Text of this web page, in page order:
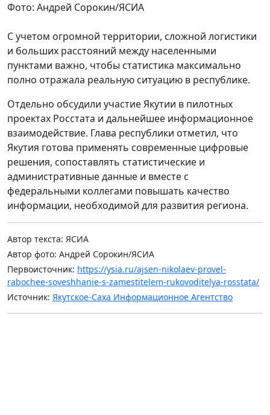
Фото: Андрей Сорокин/ЯСИА
С учетом огромной территории, сложной логистики
и больших расстояний между населенными
пунктами важно, чтобы статистика максимально
полно отражала реальную ситуацию в республике.
Отдельно обсудили участие Якутии в пилотных
проектах Росстата и дальнейшее информационное
взаимодействие. Глава республики отметил, что
Якутия готова применять современные цифровые
решения, сопоставлять статистические и
административные данные и вместе с
федеральными коллегами повышать качество
информации, необходимой для развития региона.
Автор текста: ЯСИА
Автор фото: Андрей Сорокин/ЯСИА
Первоисточник: https://ysia.ru/ajsen-nikolaev-provel-
rabochee-soveshhanie-s-zamestitelem-rukovoditelya-rosstata/
Источник: Якутское-Саха Информационное Агентство